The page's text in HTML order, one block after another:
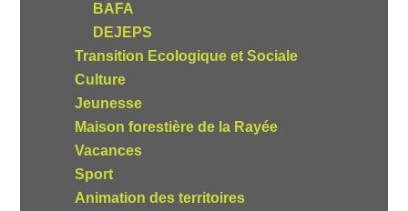
BAFA
DEJEPS
Transition Ecologique et Sociale
Culture
Jeunesse
Maison forestière de la Rayée
Vacances
Sport
Animation des territoires